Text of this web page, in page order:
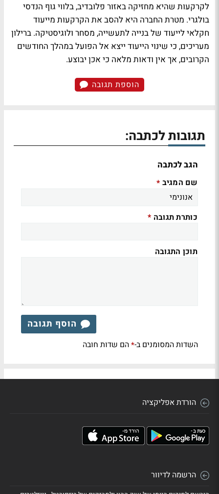
לקרקעות שהיא מחזיקה באזור פלובדיב, בלווי גוף הנדסי
בולגרי. מטרת החברה היא להסב את הקרקעות מייעוד
חקלאי לייעוד של בנייה לתעשייה, מסחר ולוגיסטיקה. ברילון
מעריכים, כי שינוי הייעוד ייצא אל הפועל במהלך החודשים
הקרובים, אך אין ודאות מלאה כי אכן יבוצע.
הוספת תגובה
תגובות לכתבה:
הגב לכתבה
שם המגיב *
כותרת תגובה *
תוכן התגובה
הוסף תגובה
השדות המסומנים ב-*הם שדות חובה
הורדת אפליקציה
הרשמה לדיוור